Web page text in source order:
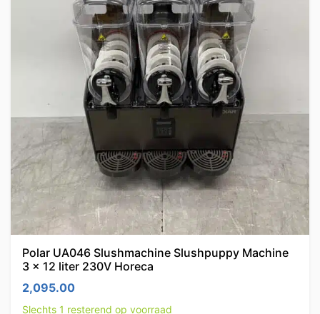
Polar UA046 Slushmachine Slushpuppy Machine
3 x 12 liter 230V Horeca
2,095.00
Slechts 1 resterend op voorraad